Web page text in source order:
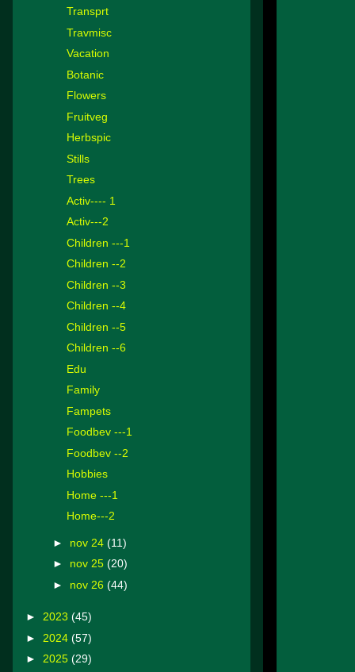
Transprt
Travmisc
Vacation
Botanic
Flowers
Fruitveg
Herbspic
Stills
Trees
Activ---- 1
Activ---2
Children ---1
Children --2
Children --3
Children --4
Children --5
Children --6
Edu
Family
Fampets
Foodbev ---1
Foodbev --2
Hobbies
Home ---1
Home---2
► nov 24 (11)
► nov 25 (20)
► nov 26 (44)
► 2023 (45)
► 2024 (57)
► 2025 (29)